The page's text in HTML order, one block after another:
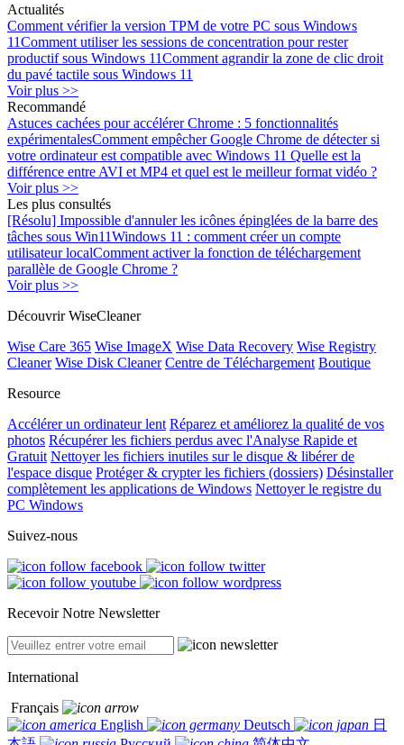
Actualités
Comment vérifier la version TPM de votre PC sous Windows
11Comment utiliser les sessions de concentration pour rester
productif sous Windows 11Comment agrandir la zone de clic droit
du pavé tactile sous Windows 11
Voir plus >>
Recommandé
Astuces cachées pour accélérer Chrome : 5 fonctionnalités
expérimentalesComment empêcher Google Chrome de détecter si
votre ordinateur est compatible avec Windows 11 Quelle est la
différence entre AVI et MP4 et quel est le meilleur format vidéo ?
Voir plus >>
Les plus consultés
[Résolu] Impossible d'annuler les icônes épinglées de la barre des
tâches sous Win11Windows 11 : comment créer un compte
utilisateur localComment activer la fonction de téléchargement
parallèle de Google Chrome ?
Voir plus >>
Découvrir WiseCleaner
Wise Care 365 Wise ImageX Wise Data Recovery Wise Registry
Cleaner Wise Disk Cleaner Centre de Téléchargement Boutique
Resource
Accélérer un ordinateur lent Réparez et améliorez la qualité de vos
photos Récupérer les fichiers perdus avec l'Analyse Rapide et
Gratuit Nettoyer les fichiers inutiles sur le disque & libérer de
l'espace disque Protéger & crypter les fichiers (dossiers) Désinstaller
complètement les applications de Windows Nettoyer le registre du
PC Windows
Suivez-nous
Recevoir Notre Newsletter
International
Français
English
Deutsch
日